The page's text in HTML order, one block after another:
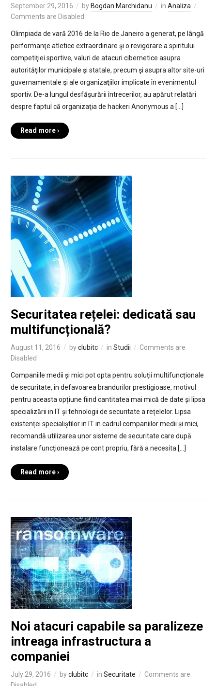
September 29, 2016 by Bogdan Marchidanu in Analiza
Comments are Disabled
Olimpiada de vară 2016 de la Rio de Janeiro a generat, pe lângă
performanţe atletice extraordinare şi o revigorare a spiritului
competiţiei sportive, valuri de atacuri cibernetice asupra
autorităţilor municipale şi statale, precum şi asupra altor site-uri
guvernamentale şi ale organizaţiilor implicate în evenimentul
sportiv. De-a lungul desfăşurării întrecerilor, au apărut relatări
despre faptul că organizaţia de hackeri Anonymous a […]
Read more ›
Securitatea rețelei: dedicată sau
multifuncțională?
August 11, 2016 byclubitc in Studii
Comments are
Disabled
Companiile medii și mici pot opta pentru soluții multifuncționale
de securitate, in defavoarea brandurilor prestigioase, motivul
pentru aceasta opțiune fiind cantitatea mai mică de date și lipsa
specializării in IT și tehnologii de securitate a rețelelor. Lipsa
existenței specialiștilor in IT in cadrul companiilor medii și mici,
recomandă utilizarea unor sisteme de securitate care după
instalare funcționează pe cont propriu, fără a necesita […]
Read more ›
Noi atacuri capabile sa paralizeze
intreaga infrastructura a
companiei
July 29, 2016 byclubitc in Securitate
Comments are